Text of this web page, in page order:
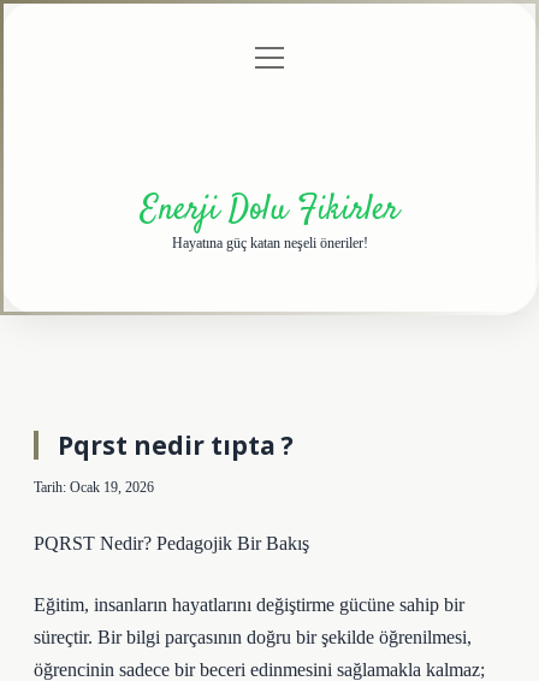
menüyü
Enerji Dolu Fikirler
Hayatına güç katan neşeli öneriler!
Pqrst nedir tıpta ?
Tarih: Ocak 19, 2026
PQRST Nedir? Pedagojik Bir Bakış
Eğitim, insanların hayatlarını değiştirme gücüne sahip bir
süreçtir. Bir bilgi parçasının doğru bir şekilde öğrenilmesi,
öğrencinin sadece bir beceri edinmesini sağlamakla kalmaz;